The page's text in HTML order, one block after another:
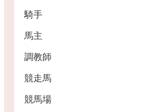
騎手
馬主
調教師
競走馬
競馬場